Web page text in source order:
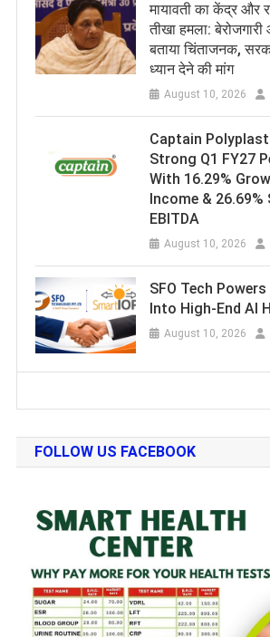
मायावती का केंद्र और
तीखा हमला:
बताया चिंताजनक,
ध्यान देने की मांग
August 10, 2026
Captain
Strong Q1 FY27
With 16.29%
Income & 26.69%
EBITDA
August 10, 2026
SFO Tech
Into High-End AI
August 10, 2026
FOLLOW US FACEBOOK